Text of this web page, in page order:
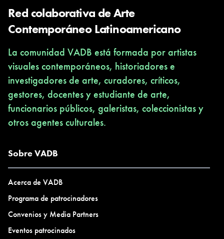
Red colaborativa de Arte
Contemporáneo Latinoamericano
La comunidad VADB está formada por artistas
visuales contemporáneos, historiadores e
investigadores de arte, curadores, críticos,
gestores, docentes y estudiante de arte,
funcionarios públicos, galeristas, coleccionistas y
otros agentes culturales.
Sobre VADB
Acerca de VADB
Programa de patrocinadores
Convenios y Media Partners
Eventos patrocinados